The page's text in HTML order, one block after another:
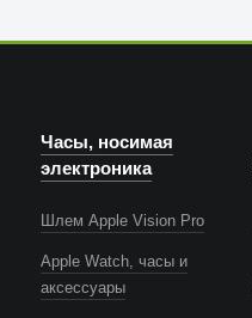
Часы, носимая
электроника
Шлем Apple Vision Pro
Apple Watch, часы и
аксессуары